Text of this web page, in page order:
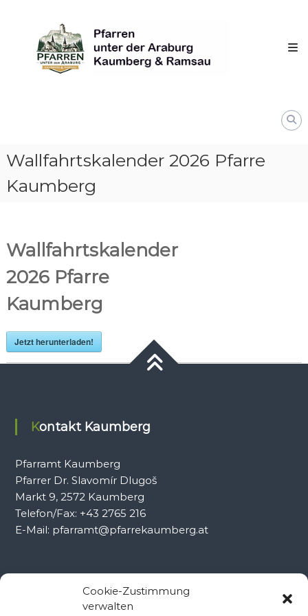
Cookie-Zustimmung
verwalten
content
unter
derAraburg
Kaumberg
Wallfahrtskalender 2026 Pfarre
Kaumberg
Wallfahrtskalender
2026 Pfarre
Kaumberg
Jetzt herunterladen!
Kontakt Kaumberg
Pfarramt Kaumberg
Pfarrer Dr. Slavomír Dlugoš
Markt 9, 2572 Kaumberg
Telefon/Fax: +43 2765 216
E-Mail: pfarramt@pfarrekaumberg.at
Kontakt Ramsau